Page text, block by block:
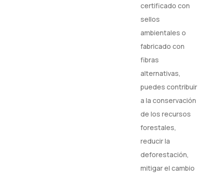
certificado con
sellos
ambientales o
fabricado con
fibras
alternativas,
puedes contribuir
a la conservación
de los recursos
forestales,
reducir la
deforestación,
mitigar el cambio